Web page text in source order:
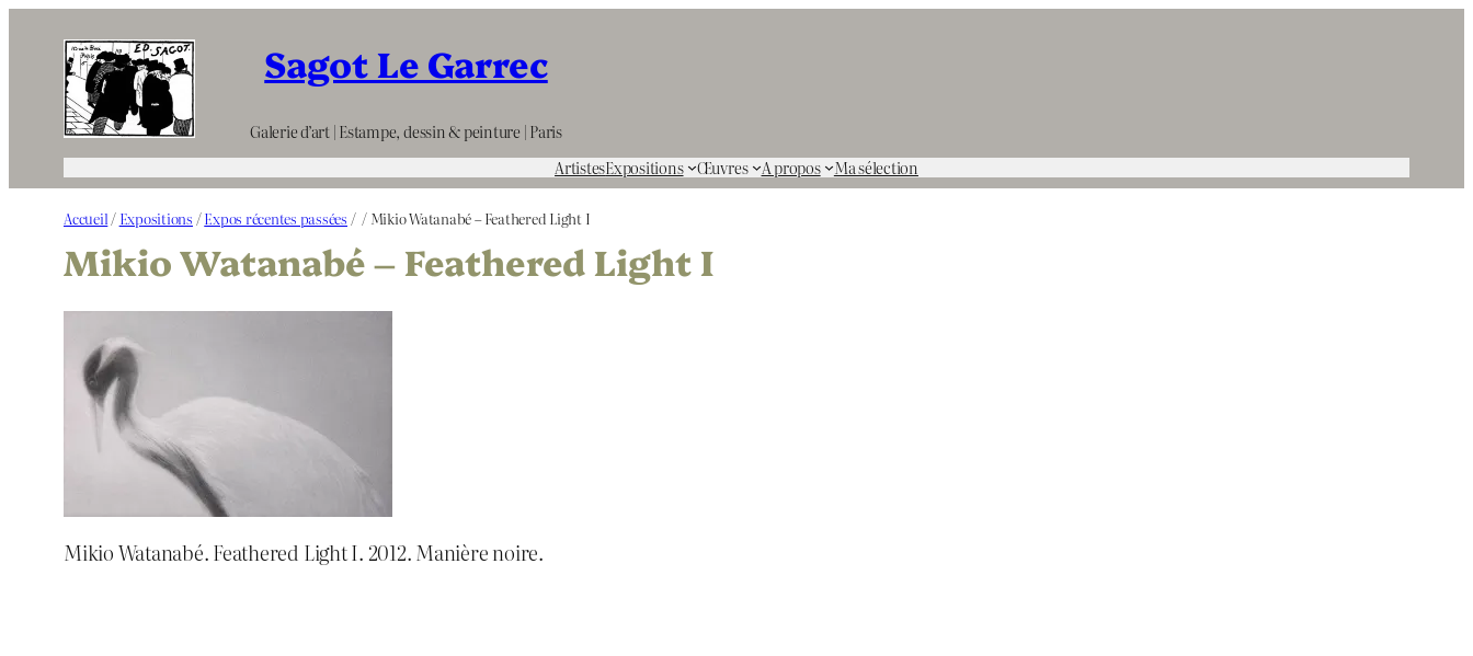
contenu
Sagot Le Garrec
Galerie d’art | Estampe, dessin & peinture | Paris
ArtistesExpositions Œuvres A propos Ma sélection
Accueil / Expositions /Expos récentes passées / / Mikio Watanabé – Feathered Light I
Mikio Watanabé – Feathered Light I
Mikio Watanabé. Feathered Light I. 2012. Manière noire.